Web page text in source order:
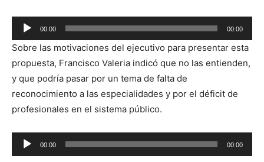
Reproductor
de
audio
00:00 00:00
Sobre las motivaciones del ejecutivo para presentar esta
propuesta, Francisco Valeria indicó que no las entienden,
y que podría pasar por un tema de falta de
reconocimiento a las especialidades y por el déficit de
profesionales en el sistema público.
Reproductor
de
00:00 00:00